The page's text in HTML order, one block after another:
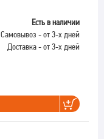
Есть в наличии
Самовывоз - от 3-х дней
Доставка - от 3-х дней